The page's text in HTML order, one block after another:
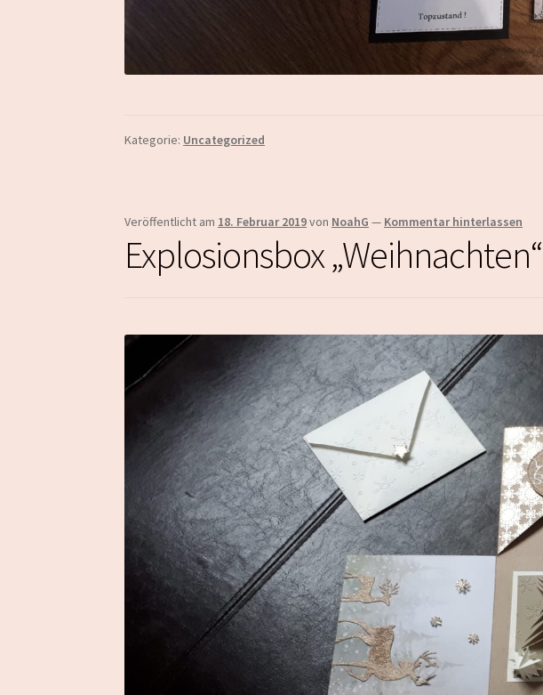
Kategorie: Uncategorized
Veröffentlicht am 18. Februar 2019von NoahG — Kommentar hinterlassen
Explosionsbox „Weihnachten“